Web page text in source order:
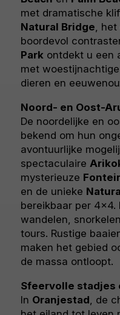
met dramatische
Natural Bridge, het
boordevol
Park ontdekt u een
met
dieren en
Noord- en Oost-
De noordelijke en
bekend om hun
avontuurlijke
spectaculaire
mysterieuze
en de unieke
bereikbaar per 4x4.
wandelen,
tours. Rustige
maken het gebied
de massa ontloopt.
Sfeervolle
In Oranjestad, de